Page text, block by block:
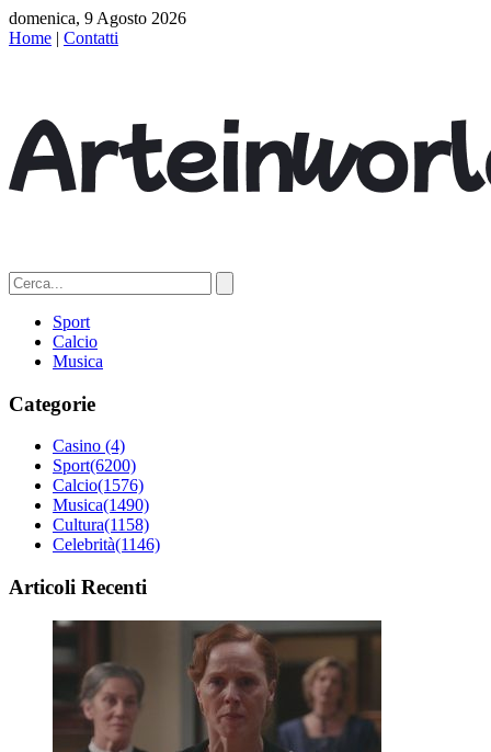
domenica, 9 Agosto 2026
Home | Contatti
Sport
Calcio
Musica
Categorie
Casino (4)
Sport(6200)
Calcio(1576)
Musica(1490)
Cultura(1158)
Celebrità(1146)
Articoli Recenti